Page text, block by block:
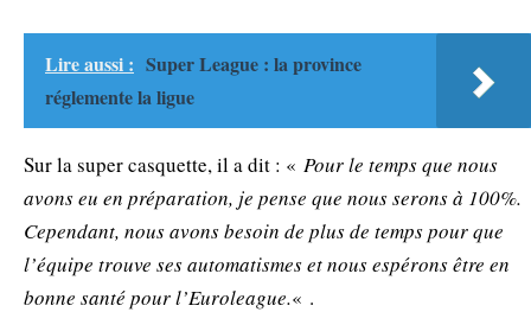
Lire aussi : Super League : la province
réglemente la ligue
Sur la super casquette, il a dit : « Pour le temps que nous
avons eu en préparation, je pense que nous serons à 100%.
Cependant, nous avons besoin de plus de temps pour que
l’équipe trouve ses automatismes et nous espérons être en
bonne santé pour l’Euroleague.« .